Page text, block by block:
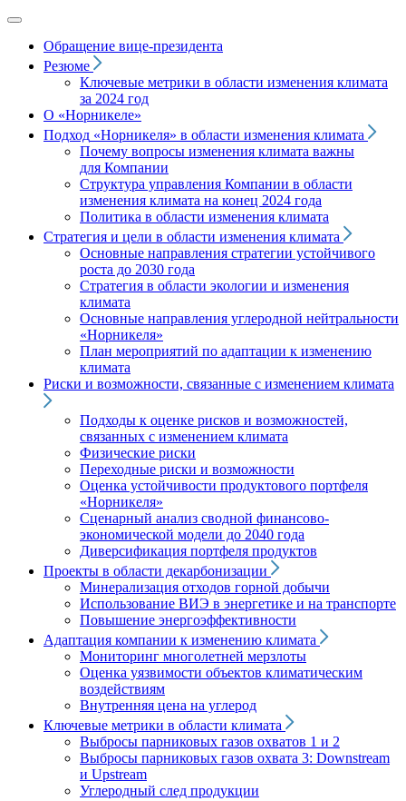
Обращение вице‑президента
Резюме
Ключевые метрики в области изменения климата
за 2024 год
О «Норникеле»
Подход «Норникеля» в области изменения климата
Почему вопросы изменения климата важны
для Компании
Структура управления Компании в области
изменения климата на конец 2024 года
Политика в области изменения климата
Стратегия и цели в области изменения климата
Основные направления стратегии устойчивого
роста до 2030 года
Стратегия в области экологии и изменения
климата
Основные направления углеродной нейтральности
«Норникеля»
План мероприятий по адаптации к изменению
климата
Риски и возможности, связанные с изменением климата
Подходы к оценке рисков и возможностей,
связанных с изменением климата
Физические риски
Переходные риски и возможности
Оценка устойчивости продуктового портфеля
«Норникеля»
Сценарный анализ сводной финансово-
экономической модели до 2040 года
Диверсификация портфеля продуктов
Проекты в области декарбонизации
Минерализация отходов горной добычи
Использование ВИЭ в энергетике и на транспорте
Повышение энергоэффективности
Адаптация компании к изменению климата
Мониторинг многолетней мерзлоты
Оценка уязвимости объектов климатическим
воздействиям
Внутренняя цена на углерод
Ключевые метрики в области климата
Выбросы парниковых газов охватов 1 и 2
Выбросы парниковых газов охвата 3: Downstream
и Upstream
Углеродный след продукции